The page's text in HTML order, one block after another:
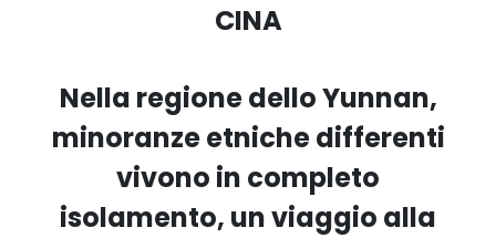
CINA
Nella regione dello Yunnan,
minoranze etniche differenti
vivono in completo
isolamento, un viaggio alla